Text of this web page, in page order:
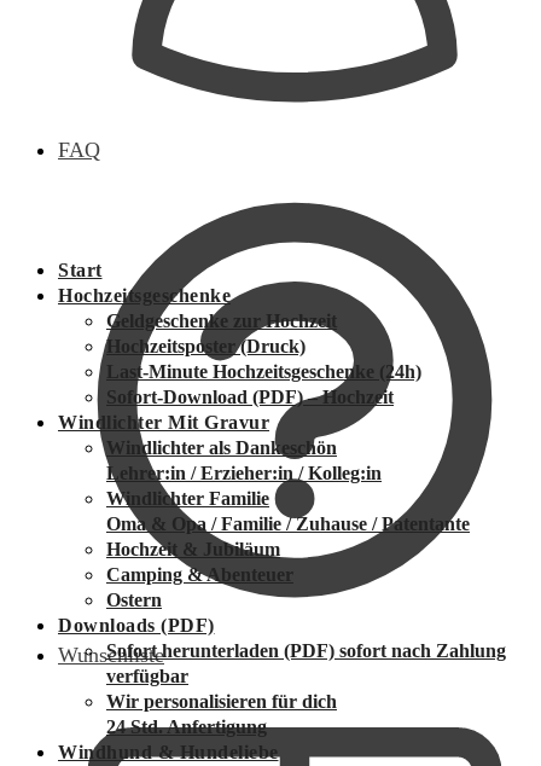
FAQ
Wunschliste
Start
Hochzeitsgeschenke
Geldgeschenke zur Hochzeit
Hochzeitsposter (Druck)
Last-Minute Hochzeitsgeschenke (24h)
Sofort-Download (PDF) – Hochzeit
Windlichter Mit Gravur
Windlichter als Dankeschön
Lehrer:in / Erzieher:in / Kolleg:in
Windlichter Familie
Oma & Opa / Familie / Zuhause / Patentante
Hochzeit & Jubiläum
Camping & Abenteuer
Ostern
Downloads (PDF)
Sofort herunterladen (PDF) sofort nach Zahlung
verfügbar
Wir personalisieren für dich
24 Std. Anfertigung
Windhund & Hundeliebe